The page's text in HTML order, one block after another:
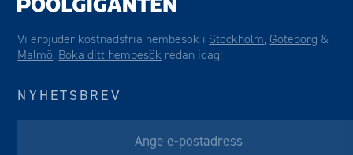
Vi erbjuder kostnadsfria hembesök i Stockholm, Göteborg &
Malmö. Boka ditt hembesök redan idag!
NYHETSBREV